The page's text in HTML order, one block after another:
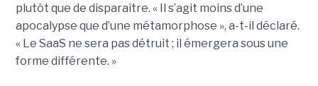
plutôt que de disparaître. « Il s’agit moins d’une
apocalypse que d’une métamorphose », a-t-il déclaré.
« Le SaaS ne sera pas détruit ; il émergera sous une
forme différente. »